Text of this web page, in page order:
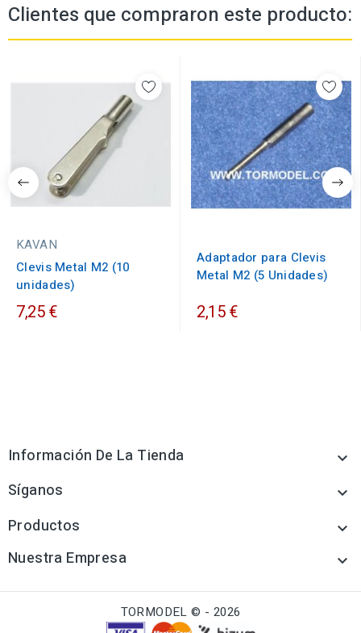
Clientes que compraron este producto:
KAVAN
Clevis Metal M2 (10
unidades)
7,25 €
Adaptador para Clevis
Metal M2 (5 Unidades)
2,15 €
Información De La Tienda 
Síganos 
Productos 
Nuestra Empresa 
TORMODEL © - 2026